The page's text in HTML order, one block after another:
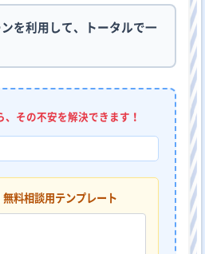
を利用して、トータルで一
、その不安を解決できます！
料相談用テンプレート